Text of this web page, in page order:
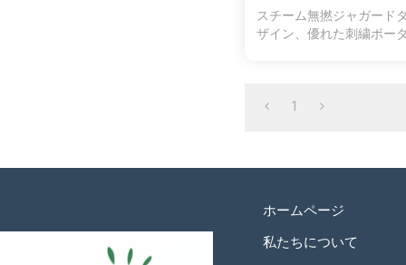
スチーム無撚ジャガード
ザイン、優れた刺繍ボー
1
ホームページ
私たちについて